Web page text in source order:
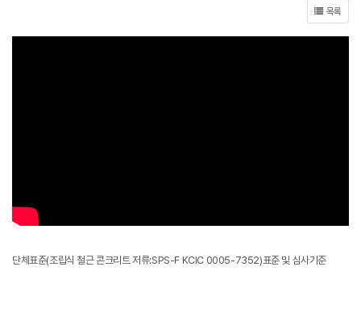
목록
단체표준(조립식 철근 콘크리트 저류:SPS-F KCIC 0005-7352)표준 및 심사기준